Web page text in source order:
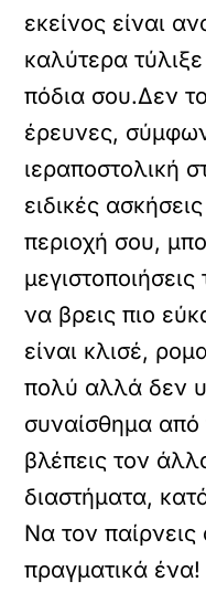
εκείνος είναι
καλύτερα
πόδια σου.Δεν
έρευνες,
ιεραποστολική
ειδικές
περιοχή σου,
να βρεις πιο
είναι κλισέ,
πολύ αλλά δεν
συναίσθημα από
βλέπεις τον
διαστήματα,
Να τον παίρνεις
πραγματικά ένα!